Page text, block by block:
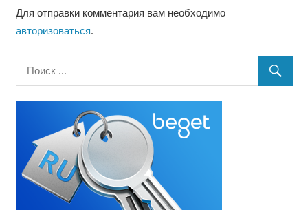
Для отправки комментария вам необходимо
авторизоваться.